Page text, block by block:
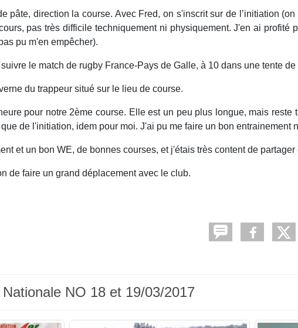
pâte, direction la course. Avec Fred, on s'inscrit sur de l’initiation
pas très difficile techniquement ni physiquement. J'en ai
pu m'en empêcher).
le match de rugby France-Pays de Galle, à 10 dans une tente
du trappeur situé sur le lieu de course.
pour notre 2ème course. Elle est un peu plus longue, mais
de l'initiation, idem pour moi. J'ai pu me faire un bon entrainement
et un bon WE, de bonnes courses, et j'étais très content de
de faire un grand déplacement avec le club.
NO 18 et 19/03/2017